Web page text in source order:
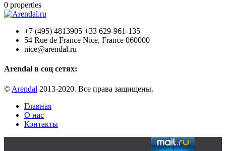
0 properties
+7 (495) 4813905 +33 629-961-135
54 Rue de France Nice, France 060000
nice@arendal.ru
Arendal в соц сетях:
© Arendal 2013-2020. Все права защищены.
Главная
О нас
Контакты